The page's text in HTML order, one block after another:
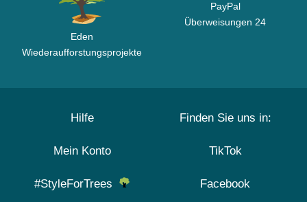
Eden
Wiederaufforstungsprojekte
PayPal
Überweisungen 24
Hilfe
Mein Konto
#StyleForTrees
Finden Sie uns in:
TikTok
Facebook